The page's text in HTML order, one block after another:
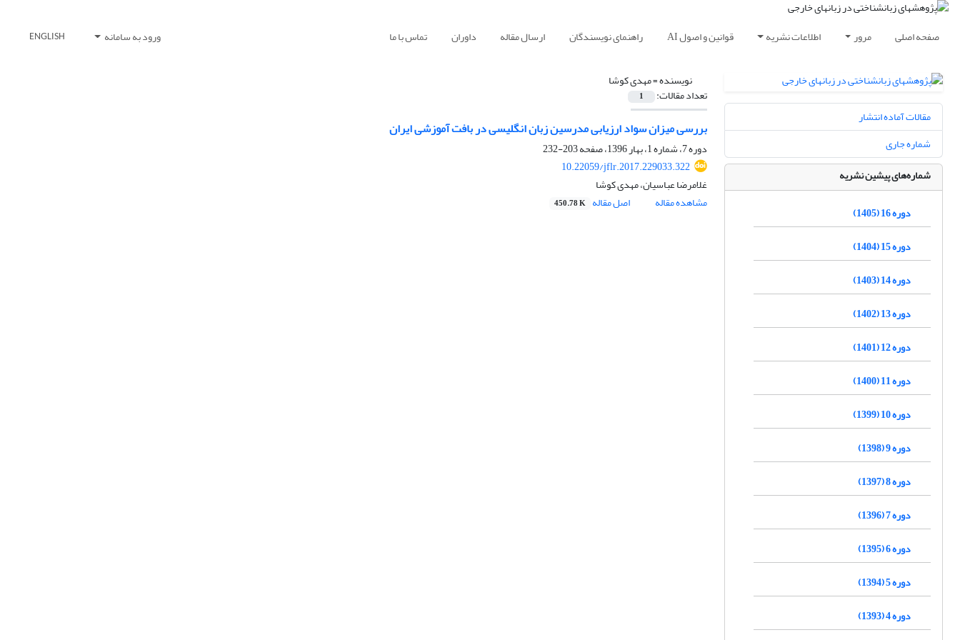
صفحه اصلی مرور اطلاعات نشریه قوانین و اصول AI راهنمای نویسندگان ارسال مقاله داوران تماس با ما ورود به سامانه ENGLISH
نویسنده =مهدی کوشا
تعداد مقالات: 1
بررسی میزان سواد ارزیابی مدرسین زبان انگلیسی در بافت آموزشی ایران
دوره 7، شماره 1، بهار 1396، صفحه
203-232
10.22059/jflr.2017.229033.322
غلامرضا عباسیان، مهدی کوشا
مشاهده مقاله
اصل مقاله 450.78 K
مقالات آماده انتشار
شماره جاری
شماره‌های پیشین نشریه
دوره 16 (1405)
دوره 15 (1404)
دوره 14 (1403)
دوره 13 (1402)
دوره 12 (1401)
دوره 11 (1400)
دوره 10 (1399)
دوره 9 (1398)
دوره 8 (1397)
دوره 7 (1396)
دوره 6 (1395)
دوره 5 (1394)
دوره 4 (1393)